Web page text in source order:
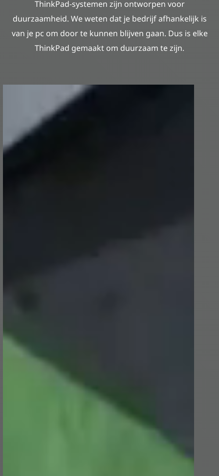
ThinkPad-systemen zijn ontworpen voor
duurzaamheid. We weten dat je bedrijf afhankelijk is
van je pc om door te kunnen blijven gaan. Dus is elke
ThinkPad gemaakt om duurzaam te zijn.